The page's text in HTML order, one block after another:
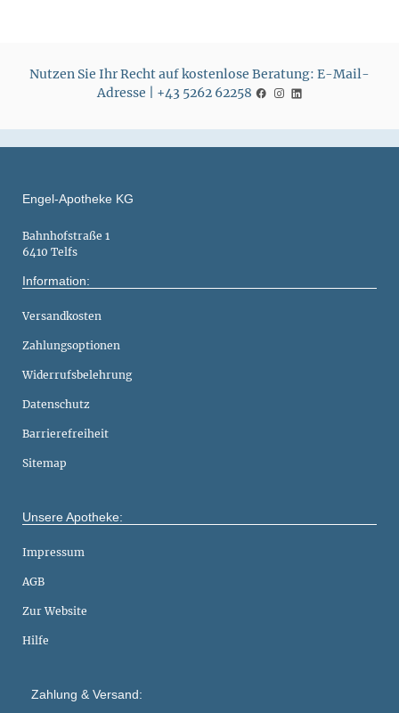
Nutzen Sie Ihr Recht auf kostenlose Beratung: E-Mail-
Adresse | +43 5262 62258
Engel-Apotheke KG
Bahnhofstraße 1
6410 Telfs
Information:
Versandkosten
Zahlungsoptionen
Widerrufsbelehrung
Datenschutz
Barrierefreiheit
Sitemap
Unsere Apotheke:
Impressum
AGB
Zur Website
Hilfe
Zahlung & Versand: